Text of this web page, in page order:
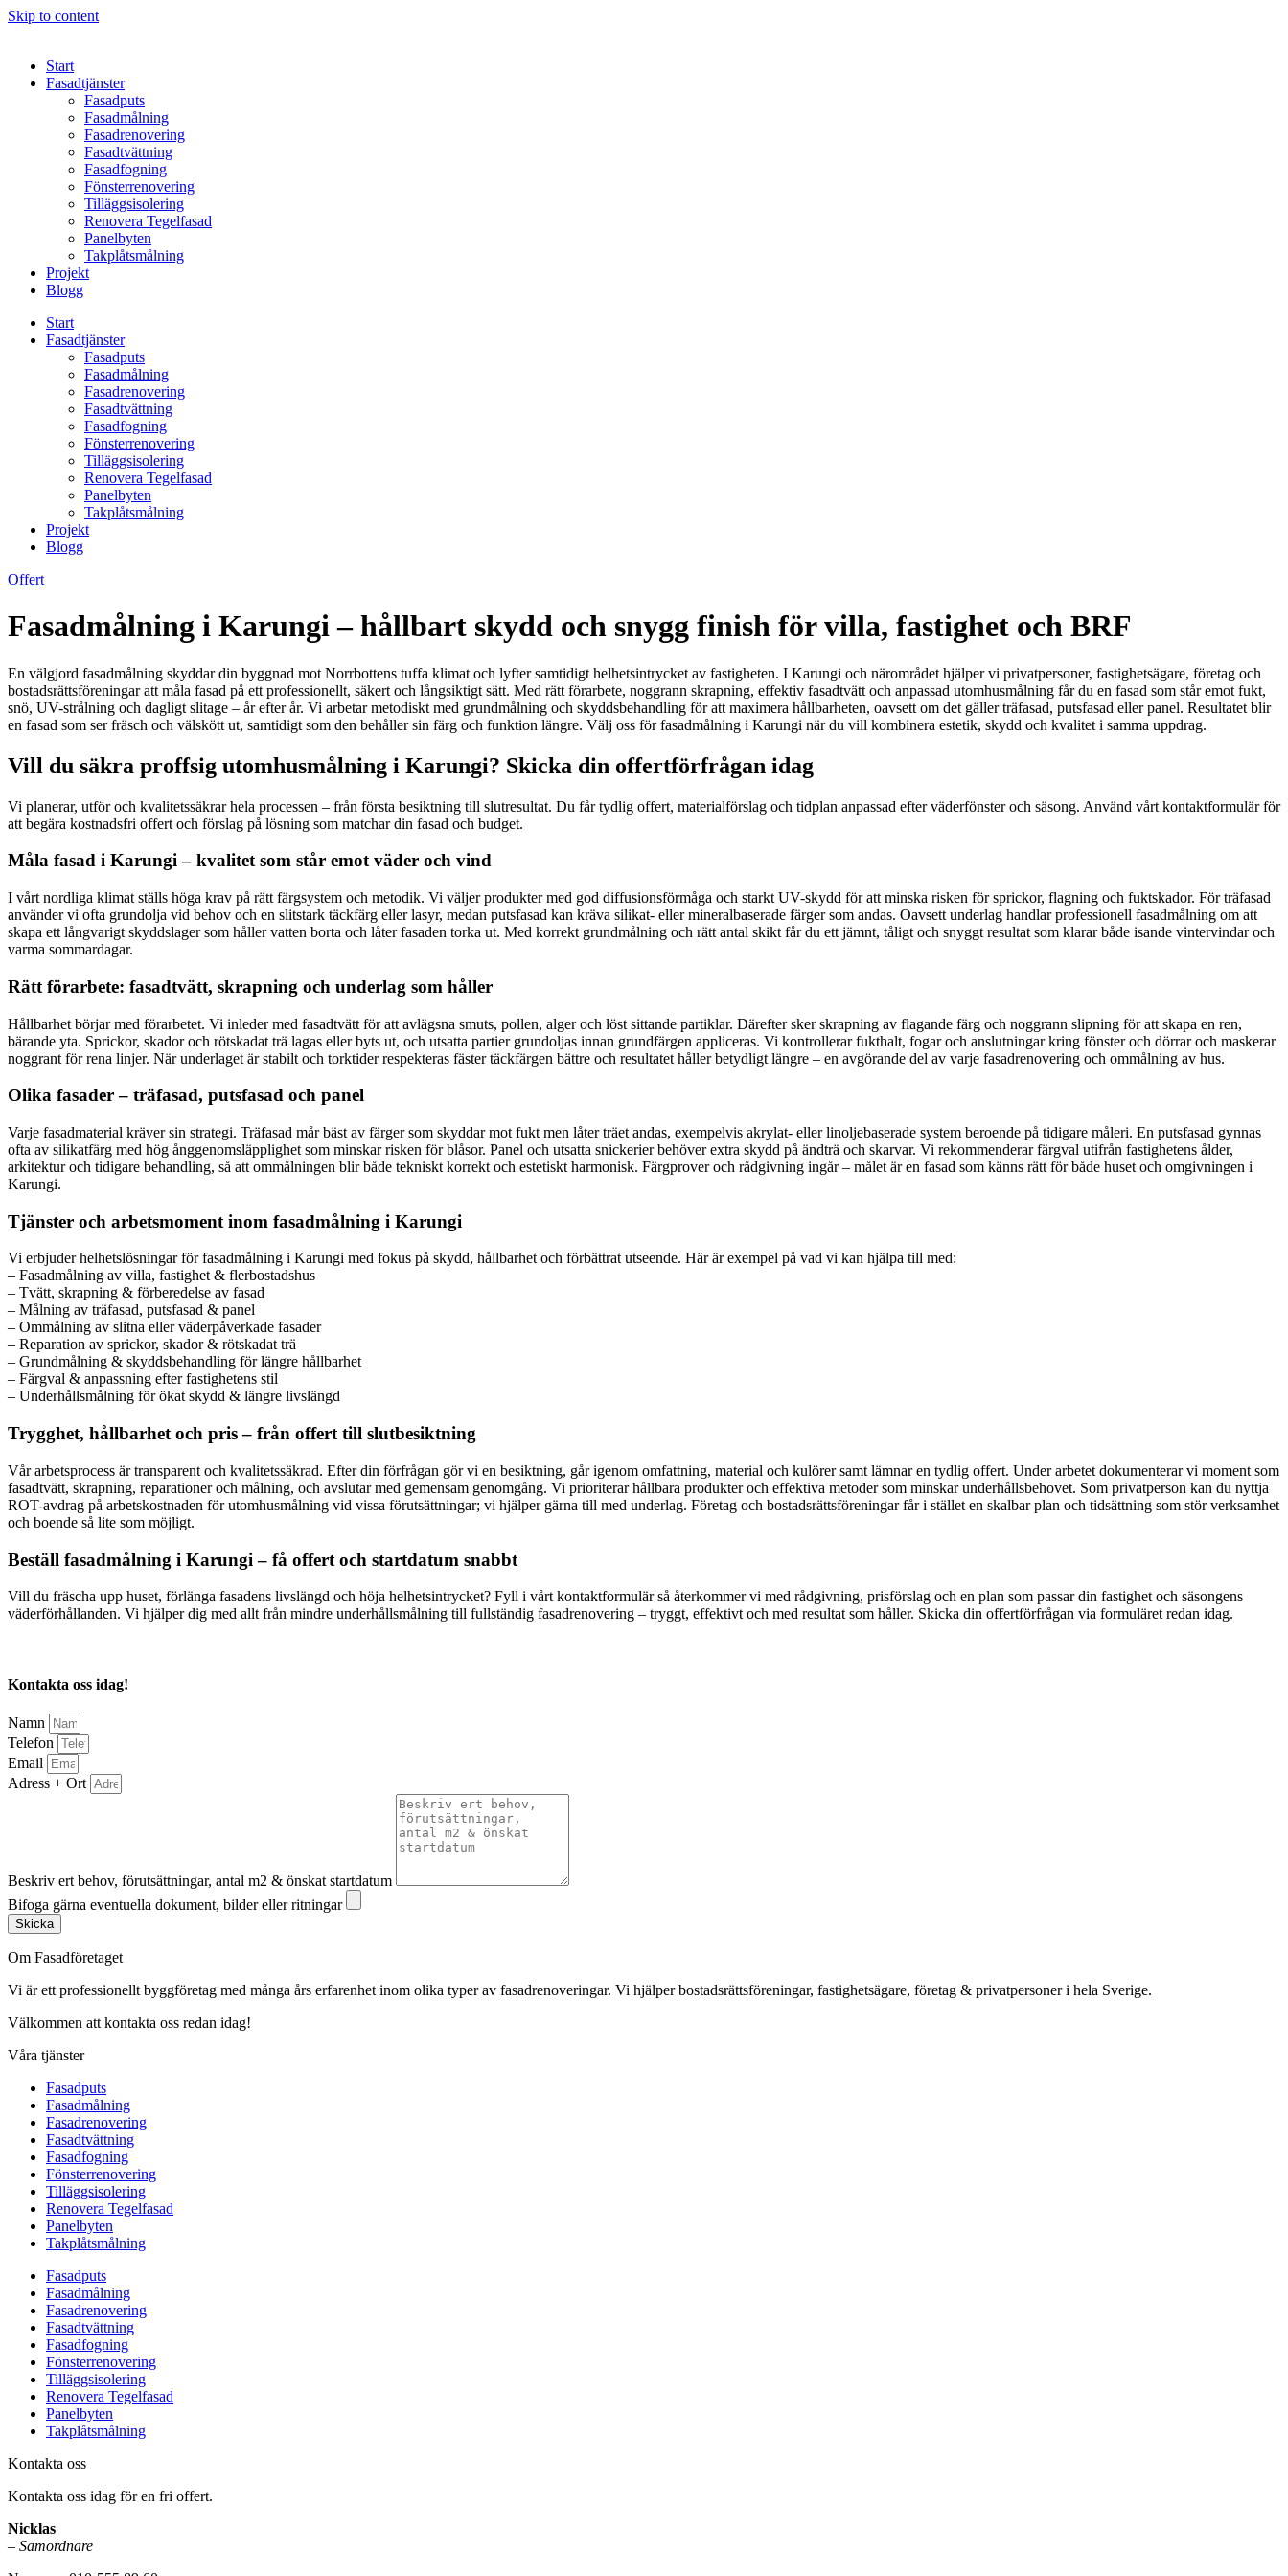
Skip to content
Start
Fasadtjänster
Fasadputs
Fasadmålning
Fasadrenovering
Fasadtvättning
Fasadfogning
Fönsterrenovering
Tilläggsisolering
Renovera Tegelfasad
Panelbyten
Takplåtsmålning
Projekt
Blogg
Start
Fasadtjänster
Fasadputs
Fasadmålning
Fasadrenovering
Fasadtvättning
Fasadfogning
Fönsterrenovering
Tilläggsisolering
Renovera Tegelfasad
Panelbyten
Takplåtsmålning
Projekt
Blogg
Offert
Fasadmålning i Karungi – hållbart skydd och snygg finish för villa, fastighet och BRF
En välgjord fasadmålning skyddar din byggnad mot Norrbottens tuffa klimat och lyfter samtidigt helhetsintrycket av fastigheten. I Karungi och närområdet hjälper vi privatpersoner, fastighetsägare, företag och
bostadsrättsföreningar att måla fasad på ett professionellt, säkert och långsiktigt sätt. Med rätt förarbete, noggrann skrapning, effektiv fasadtvätt och anpassad utomhusmålning får du en fasad som står emot fukt,
snö, UV-strålning och dagligt slitage – år efter år. Vi arbetar metodiskt med grundmålning och skyddsbehandling för att maximera hållbarheten, oavsett om det gäller träfasad, putsfasad eller panel. Resultatet blir
en fasad som ser fräsch och välskött ut, samtidigt som den behåller sin färg och funktion längre. Välj oss för fasadmålning i Karungi när du vill kombinera estetik, skydd och kvalitet i samma uppdrag.
Vill du säkra proffsig utomhusmålning i Karungi? Skicka din offertförfrågan idag
Vi planerar, utför och kvalitetssäkrar hela processen – från första besiktning till slutresultat. Du får tydlig offert, materialförslag och tidplan anpassad efter väderfönster och säsong. Använd vårt kontaktformulär för
att begära kostnadsfri offert och förslag på lösning som matchar din fasad och budget.
Måla fasad i Karungi – kvalitet som står emot väder och vind
I vårt nordliga klimat ställs höga krav på rätt färgsystem och metodik. Vi väljer produkter med god diffusionsförmåga och starkt UV-skydd för att minska risken för sprickor, flagning och fuktskador. För träfasad
använder vi ofta grundolja vid behov och en slitstark täckfärg eller lasyr, medan putsfasad kan kräva silikat- eller mineralbaserade färger som andas. Oavsett underlag handlar professionell fasadmålning om att
skapa ett långvarigt skyddslager som håller vatten borta och låter fasaden torka ut. Med korrekt grundmålning och rätt antal skikt får du ett jämnt, tåligt och snyggt resultat som klarar både isande vintervindar och
varma sommardagar.
Rätt förarbete: fasadtvätt, skrapning och underlag som håller
Hållbarhet börjar med förarbetet. Vi inleder med fasadtvätt för att avlägsna smuts, pollen, alger och löst sittande partiklar. Därefter sker skrapning av flagande färg och noggrann slipning för att skapa en ren,
bärande yta. Sprickor, skador och rötskadat trä lagas eller byts ut, och utsatta partier grundoljas innan grundfärgen appliceras. Vi kontrollerar fukthalt, fogar och anslutningar kring fönster och dörrar och maskerar
noggrant för rena linjer. När underlaget är stabilt och torktider respekteras fäster täckfärgen bättre och resultatet håller betydligt längre – en avgörande del av varje fasadrenovering och ommålning av hus.
Olika fasader – träfasad, putsfasad och panel
Varje fasadmaterial kräver sin strategi. Träfasad mår bäst av färger som skyddar mot fukt men låter träet andas, exempelvis akrylat- eller linoljebaserade system beroende på tidigare måleri. En putsfasad gynnas
ofta av silikatfärg med hög ånggenomsläpplighet som minskar risken för blåsor. Panel och utsatta snickerier behöver extra skydd på ändträ och skarvar. Vi rekommenderar färgval utifrån fastighetens ålder,
arkitektur och tidigare behandling, så att ommålningen blir både tekniskt korrekt och estetiskt harmonisk. Färgprover och rådgivning ingår – målet är en fasad som känns rätt för både huset och omgivningen i
Karungi.
Tjänster och arbetsmoment inom fasadmålning i Karungi
Vi erbjuder helhetslösningar för fasadmålning i Karungi med fokus på skydd, hållbarhet och förbättrat utseende. Här är exempel på vad vi kan hjälpa till med:
– Fasadmålning av villa, fastighet & flerbostadshus
– Tvätt, skrapning & förberedelse av fasad
– Målning av träfasad, putsfasad & panel
– Ommålning av slitna eller väderpåverkade fasader
– Reparation av sprickor, skador & rötskadat trä
– Grundmålning & skyddsbehandling för längre hållbarhet
– Färgval & anpassning efter fastighetens stil
– Underhållsmålning för ökat skydd & längre livslängd
Trygghet, hållbarhet och pris – från offert till slutbesiktning
Vår arbetsprocess är transparent och kvalitetssäkrad. Efter din förfrågan gör vi en besiktning, går igenom omfattning, material och kulörer samt lämnar en tydlig offert. Under arbetet dokumenterar vi moment som
fasadtvätt, skrapning, reparationer och målning, och avslutar med gemensam genomgång. Vi prioriterar hållbara produkter och effektiva metoder som minskar underhållsbehovet. Som privatperson kan du nyttja
ROT-avdrag på arbetskostnaden för utomhusmålning vid vissa förutsättningar; vi hjälper gärna till med underlag. Företag och bostadsrättsföreningar får i stället en skalbar plan och tidsättning som stör verksamhet
och boende så lite som möjligt.
Beställ fasadmålning i Karungi – få offert och startdatum snabbt
Vill du fräscha upp huset, förlänga fasadens livslängd och höja helhetsintrycket? Fyll i vårt kontaktformulär så återkommer vi med rådgivning, prisförslag och en plan som passar din fastighet och säsongens
väderförhållanden. Vi hjälper dig med allt från mindre underhållsmålning till fullständig fasadrenovering – tryggt, effektivt och med resultat som håller. Skicka din offertförfrågan via formuläret redan idag.
Kontakta oss idag!
Namn
Telefon
Email
Adress + Ort
Beskriv ert behov, förutsättningar, antal m2 & önskat startdatum
Bifoga gärna eventuella dokument, bilder eller ritningar
Skicka
Om Fasadföretaget
Vi är ett professionellt byggföretag med många års erfarenhet inom olika typer av fasadrenoveringar. Vi hjälper bostadsrättsföreningar, fastighetsägare, företag & privatpersoner i hela Sverige.
Välkommen att kontakta oss redan idag!
Våra tjänster
Fasadputs
Fasadmålning
Fasadrenovering
Fasadtvättning
Fasadfogning
Fönsterrenovering
Tilläggsisolering
Renovera Tegelfasad
Panelbyten
Takplåtsmålning
Fasadputs
Fasadmålning
Fasadrenovering
Fasadtvättning
Fasadfogning
Fönsterrenovering
Tilläggsisolering
Renovera Tegelfasad
Panelbyten
Takplåtsmålning
Kontakta oss
Kontakta oss idag för en fri offert.
Nicklas
– Samordnare